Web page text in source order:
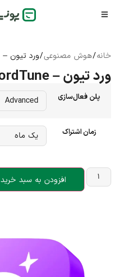
خانه/هوش مصنوعی/ ورد تیون – WordTune
ورد تیون – WordTune
پلن فعال‌سازی
زمان اشتراک
افزودن به سبد خرید